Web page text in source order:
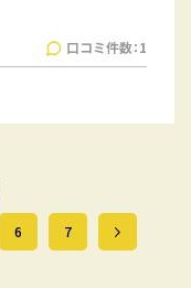
口コミ件数：1
6 7